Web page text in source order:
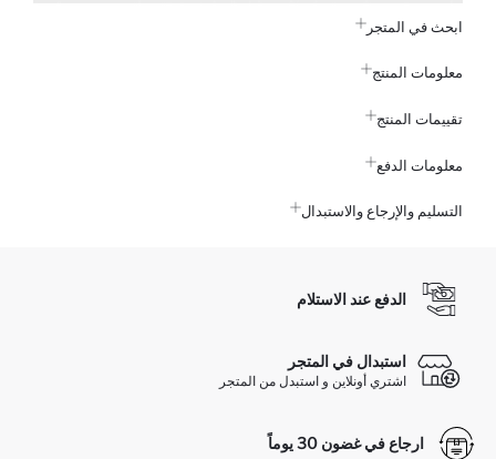
ابحث في المتجر
معلومات المنتج
تقييمات المنتج
معلومات الدفع
التسليم والإرجاع والاستبدال
الدفع عند الاستلام
استبدال في المتجر
اشتري أونلاين و استبدل من المتجر
ارجاع في غضون 30 يوماً